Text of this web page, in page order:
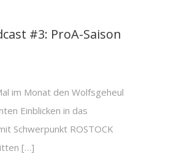
#3: ProA-Saison
im Monat den Wolfsgeheul
Einblicken in das
Schwerpunkt ROSTOCK
[…]